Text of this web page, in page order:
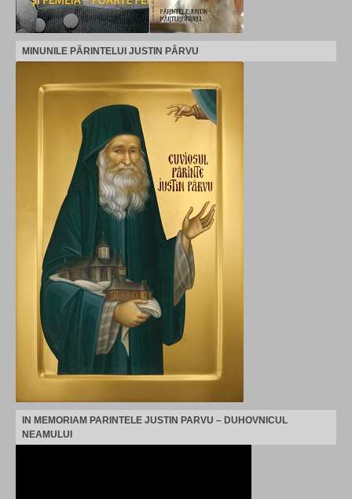
MINUNILE PĂRINTELUI JUSTIN PÂRVU
IN MEMORIAM PARINTELE JUSTIN PARVU – DUHOVNICUL
NEAMULUI